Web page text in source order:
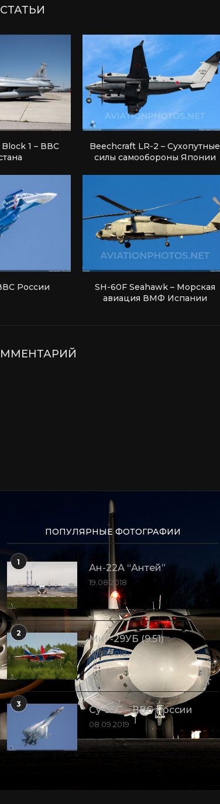
1 – ВВС
Beechcraft LR-2 – Сухопутные
силы самообороны Японии
России
SH-60F Seahawk – Морская
авиация ВМФ Испании
ПОПУЛЯРНЫЕ ФОТОГРАФИИ
1
Ан-22А “Антей”
19.08.2018
2
МиГ-29УБ (9.51)
10.09.2018
3
Су-35С – ВВС России
08.09.2019